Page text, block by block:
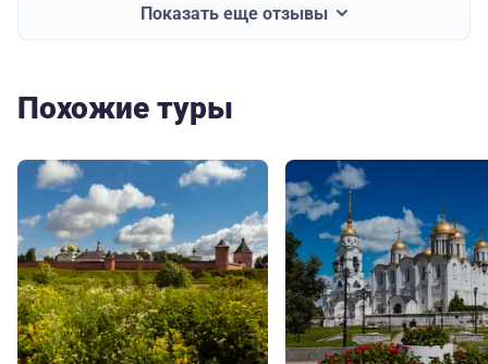
Показать еще отзывы
Похожие туры